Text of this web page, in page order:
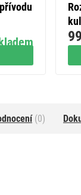
(0)